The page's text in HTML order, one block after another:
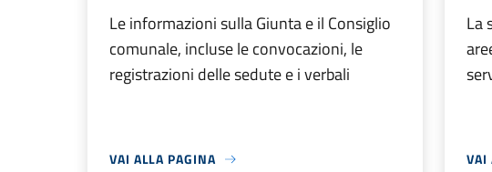
Le informazioni sulla Giunta e il Consiglio
comunale, incluse le convocazioni, le
registrazioni delle sedute e i verbali
VAI ALLA PAGINA
La
VAI